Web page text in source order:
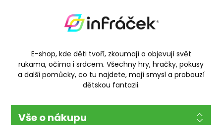
E-shop, kde děti tvoří, zkoumají a objevují svět
rukama, očima i srdcem. Všechny hry, hračky, pokusy
a další pomůcky, co tu najdete, mají smysl a probouzí
dětskou fantazii.
Vše o nákupu